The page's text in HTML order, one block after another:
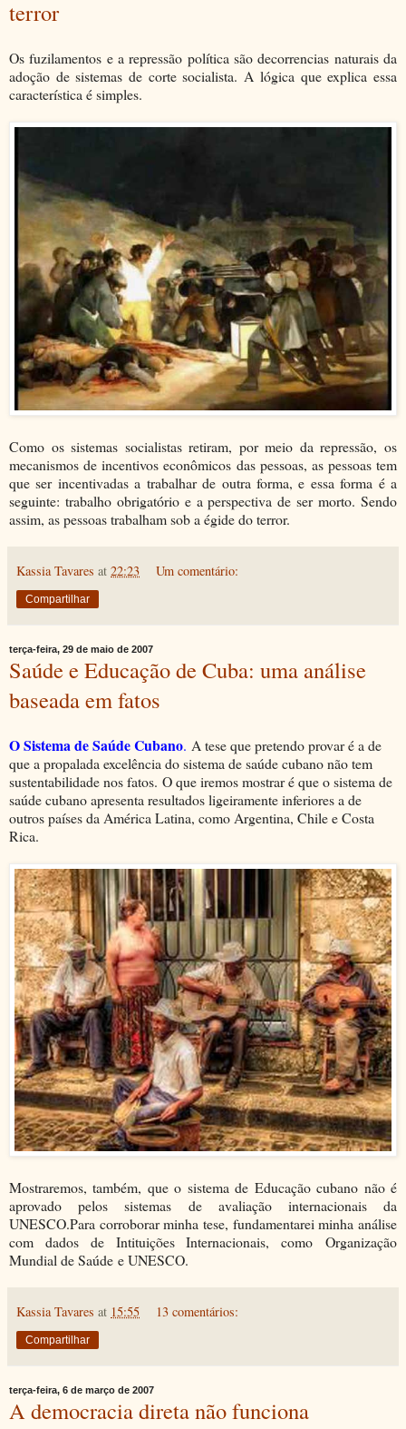
terror
Os fuzilamentos e a repressão política são decorrencias naturais da
adoção de sistemas de corte socialista. A lógica que explica essa
característica é simples.
Como os sistemas socialistas retiram, por meio da repressão, os
mecanismos de incentivos econômicos das pessoas, as pessoas tem
que ser incentivadas a trabalhar de outra forma, e essa forma é a
seguinte: trabalho obrigatório e a perspectiva de ser morto. Sendo
assim, as pessoas trabalham sob a égide do terror.
Kassia Tavares at 22:23 Um comentário:
Compartilhar
terça-feira, 29 de maio de 2007
Saúde e Educação de Cuba: uma análise
baseada em fatos
O Sistema de Saúde Cubano. A tese que pretendo provar é a de
que a propalada excelência do sistema de saúde cubano não tem
sustentabilidade nos fatos. O que iremos mostrar é que o sistema de
saúde cubano apresenta resultados ligeiramente inferiores a de
outros países da América Latina, como Argentina, Chile e Costa
Rica.
Mostraremos, também, que o sistema de Educação cubano não é
aprovado pelos sistemas de avaliação internacionais da
UNESCO.Para corroborar minha tese, fundamentarei minha análise
com dados de Intituições Internacionais, como Organização
Mundial de Saúde e UNESCO.
Kassia Tavares at 15:55 13 comentários:
Compartilhar
terça-feira, 6 de março de 2007
A democracia direta não funciona